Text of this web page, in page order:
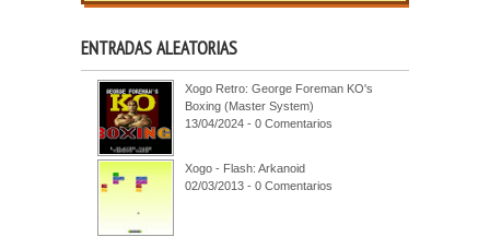
ENTRADAS ALEATORIAS
Xogo Retro: George Foreman KO's
Boxing (Master System)
13/04/2024 - 0 Comentarios
Xogo - Flash: Arkanoid
02/03/2013 - 0 Comentarios